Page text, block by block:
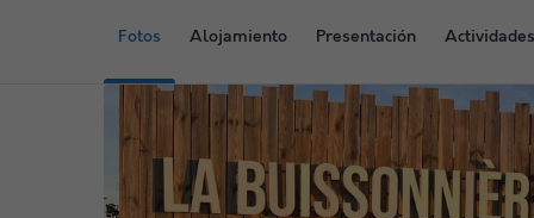
Fotos Alojamiento Presentación